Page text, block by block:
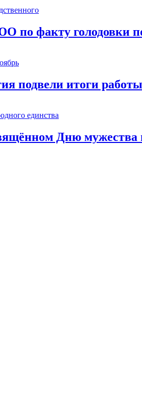
факту голодовки
подвели итоги
Дню мужества